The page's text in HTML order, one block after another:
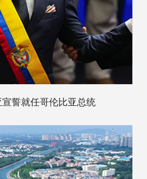
誓就任哥伦比亚总统